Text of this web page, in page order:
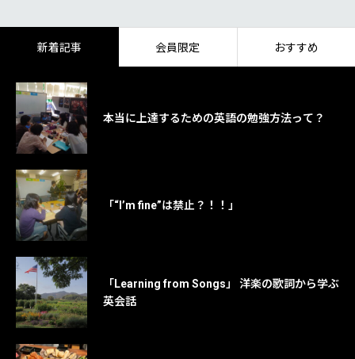
新着記事 会員限定 おすすめ
本当に上達するための英語の勉強方法って？
「“I’m fine”は禁止？！！」
「Learning from Songs」 洋楽の歌詞から学ぶ
英会話